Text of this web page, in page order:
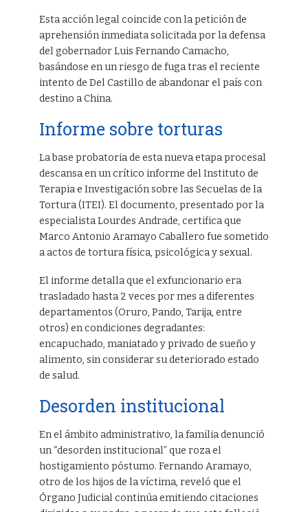
Esta acción legal coincide con la petición de
aprehensión inmediata solicitada por la defensa
del gobernador Luis Fernando Camacho,
basándose en un riesgo de fuga tras el reciente
intento de Del Castillo de abandonar el país con
destino a China.
Informe sobre torturas
La base probatoria de esta nueva etapa procesal
descansa en un crítico informe del Instituto de
Terapia e Investigación sobre las Secuelas de la
Tortura (ITEI). El documento, presentado por la
especialista Lourdes Andrade, certifica que
Marco Antonio Aramayo Caballero fue sometido
a actos de tortura física, psicológica y sexual.
El informe detalla que el exfuncionario era
trasladado hasta 2 veces por mes a diferentes
departamentos (Oruro, Pando, Tarija, entre
otros) en condiciones degradantes:
encapuchado, maniatado y privado de sueño y
alimento, sin considerar su deteriorado estado
de salud.
Desorden institucional
En el ámbito administrativo, la familia denunció
un “desorden institucional” que roza el
hostigamiento póstumo. Fernando Aramayo,
otro de los hijos de la víctima, reveló que el
Órgano Judicial continúa emitiendo citaciones